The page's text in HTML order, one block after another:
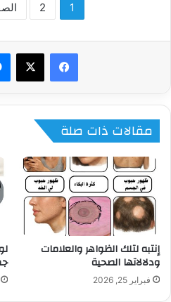
1
2
مقالات ذات صلة
إنتبه لتلك الظواهر والعلامات
ودلالاتها الصحية
فبراير 25, 2026